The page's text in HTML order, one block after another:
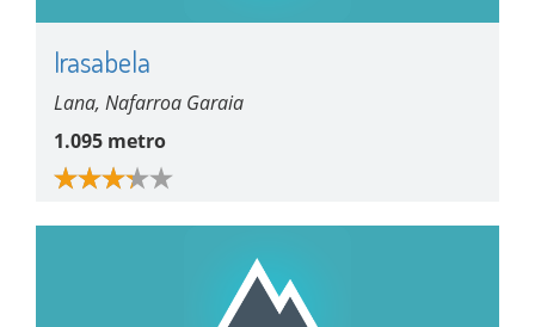
Irasabela
Lana, Nafarroa Garaia
1.095 metro